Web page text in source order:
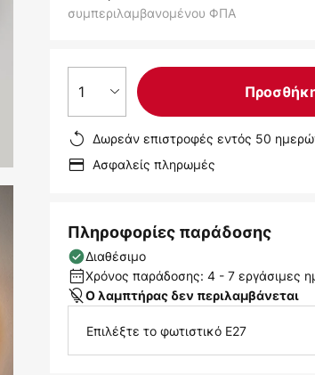
συμπεριλαμβανομένου ΦΠΑ
1
Δωρεάν επιστροφές εντός 50
Ασφαλείς πληρωμές
Πληροφορίες παράδοσης
Διαθέσιμο
Χρόνος παράδοσης: 4 - 7 εργάσιμες
Ο λαμπτήρας δεν περιλαμβάνεται
Επιλέξτε το φωτιστικό E27